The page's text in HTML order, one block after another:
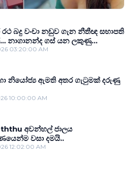
බදු වංචා නඩුව ගැන නීතීඥ සභාපති
නාගානන්ද ගස් යන ලකුණු...
03:20:00 AM
නියෝජ්‍ය ඇමති අතර ගැටුමක් දරුණු
10:00:00 AM
අවන්හල් ජාලය
වසා දමයි..
12:02:00 AM